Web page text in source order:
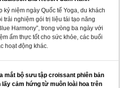
kỷ niệm ngày Quốc tế Yoga, du khách
trải nghiệm gói trị liệu tái tạo năng
Harmony”, trong vòng ba ngày với
ẩm thực tốt cho sức khỏe, các buổi
hoạt động khác.
mắt bộ sưu tập croissant phiên bản
lấy cảm hứng từ muôn loài hoa trên